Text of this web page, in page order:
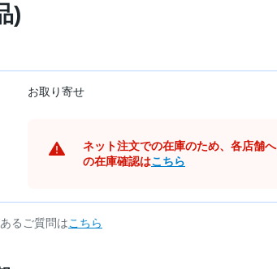
)
お取り寄せ
ネット注文での在庫のため、各店舗へ
の在庫確認はこちら
るご質問はこちら